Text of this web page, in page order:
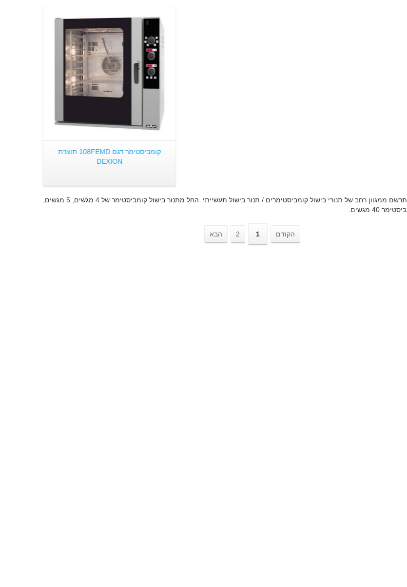
פרטים:
קומביסטימר דגם 108FEMD תוצרת
DEXION
בעמוד זה תוכלו להתרשם ממגוון רחב של תנורי בישול קומביסטימרים / תנור בישול תעשייתי. החל מתנור בישול קומביסטימר של 4 מגשים, 5 מגשים,
40 מגשים.
הקודם 1
2 הבא